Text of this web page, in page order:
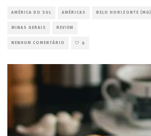
AMÉRICA DO SUL AMÉRICAS BELO HORIZONTE (MG)
MINAS GERAIS REVIEW
NENHUM COMENTÁRIO 6